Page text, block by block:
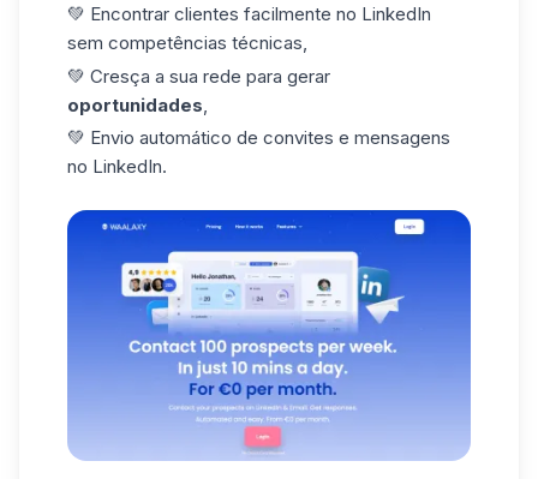
💚 Encontrar clientes facilmente no LinkedIn
sem competências técnicas
💚 Cresça a sua rede para gerar
oportunidades
💚 Envio automático de convites e mensagens
no LinkedIn.